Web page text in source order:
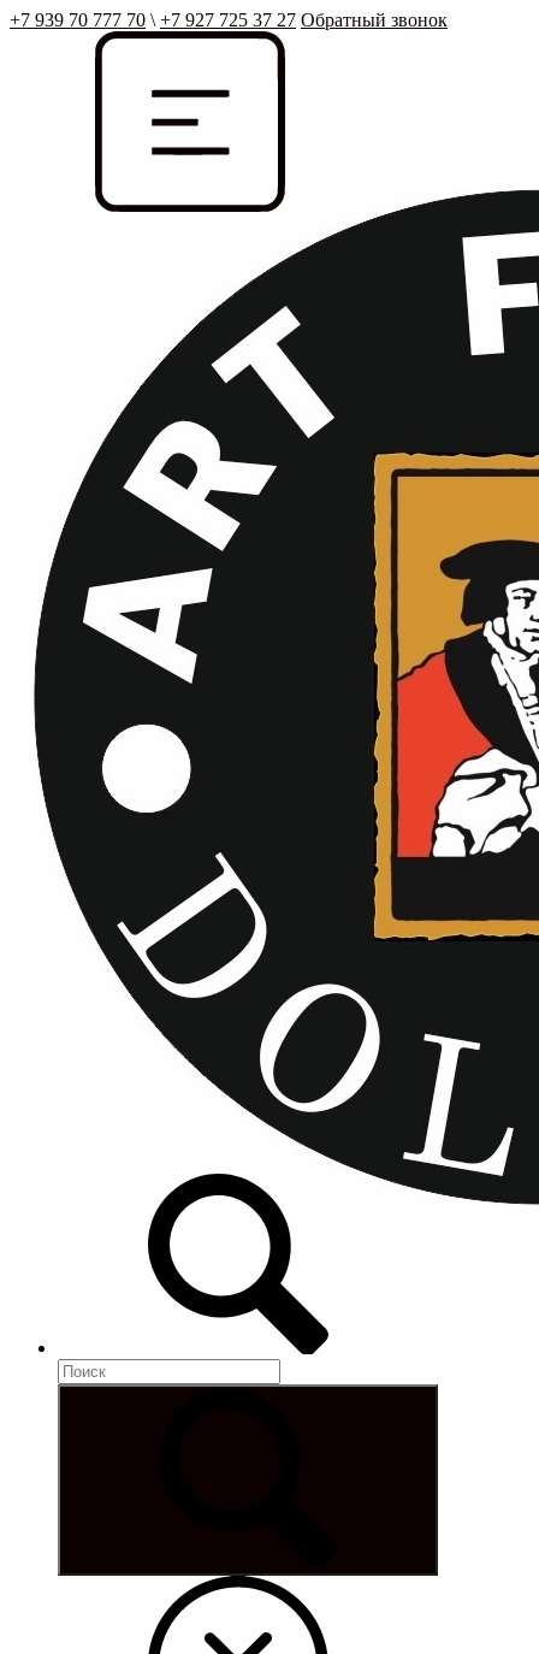
+7 939 70 777 70 \ +7 927 725 37 27 Обратный звонок